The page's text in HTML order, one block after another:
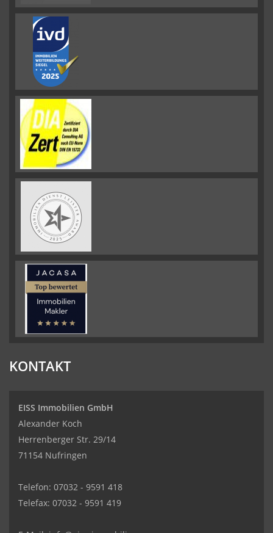
KONTAKT
EISS Immobilien GmbH
Alexander Koch
Herrenberger Str. 29/14
71154 Nufringen
Telefon: 07032 - 9591 418
Telefax: 07032 - 9591 419